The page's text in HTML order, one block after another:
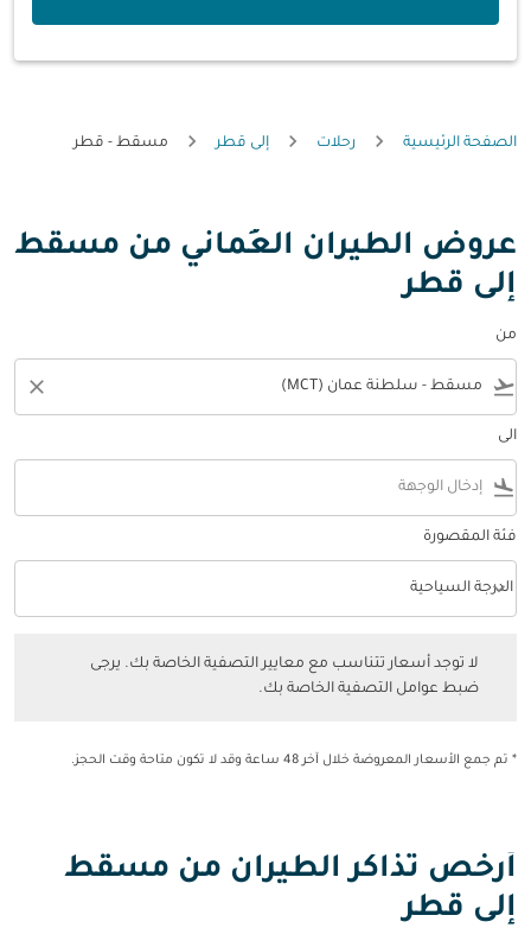
الصفحة الرئيسية رحلات إلى قطر مسقط - قطر
عروض الطيران العُماني من مسقط
إلى قطر
من
flight_takeoff
close
الى
flight_land
فئة المقصورة
فئة المقصورة option الدرجة السياحية Selected
الدرجة السياحية
keyboard_arrow_down
لا توجد أسعار تتناسب مع معايير التصفية الخاصة بك. يرجى
ضبط عوامل التصفية الخاصة بك.
* تم جمع الأسعار المعروضة خلال آخر 48 ساعة وقد لا تكون متاحة وقت الحجز.
أرخص تذاكر الطيران من مسقط
إلى قطر